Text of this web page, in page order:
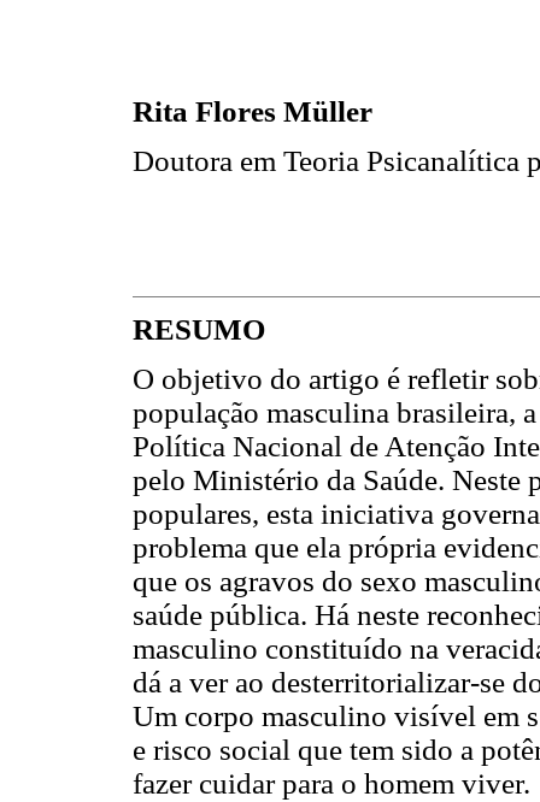
Rita Flores Müller
Doutora em Teoria Psicanalítica
RESUMO
O objetivo do artigo é refletir
população masculina brasileira,
Política Nacional de Atenção
pelo Ministério da Saúde. Neste
populares, esta iniciativa
problema que ela própria
que os agravos do sexo
saúde pública. Há neste
masculino constituído na
dá a ver ao desterritorializar-se
Um corpo masculino visível em
e risco social que tem sido a
fazer cuidar para o homem viver.